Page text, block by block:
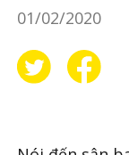
01/02/2020